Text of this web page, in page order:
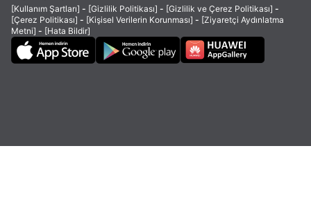
[Kullanım Şartları] - [Gizlilik Politikası] - [Gizlilik ve Çerez Politikası] -
[Çerez Politikası] - [Kişisel Verilerin Korunması] - [Ziyaretçi Aydınlatma
Metni] - [Hata Bildir]